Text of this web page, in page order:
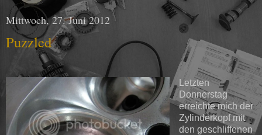
Mittwoch, 27. Juni 2012
Puzzled
Letzten
Donnerstag
erreichte mich der
Zylinderkopf mit
den geschliffenen